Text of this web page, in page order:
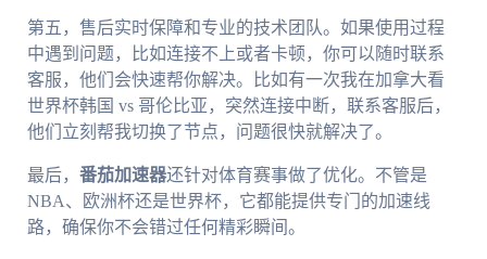
第五，售后实时保障和专业的技术团队。如果使用过程
中遇到问题，比如连接不上或者卡顿，你可以随时联系
客服，他们会快速帮你解决。比如有一次我在加拿大看
世界杯韩国 vs 哥伦比亚，突然连接中断，联系客服后，
他们立刻帮我切换了节点，问题很快就解决了。
最后， 番茄加速器还针对体育赛事做了优化。不管是
NBA、欧洲杯还是世界杯，它都能提供专门的加速线
路，确保你不会错过任何精彩瞬间。